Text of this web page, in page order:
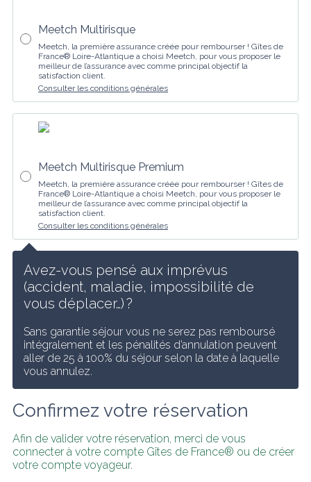
Meetch Multirisque
Meetch, la première assurance créée pour rembourser ! Gîtes de
France® Loire-Atlantique a choisi Meetch, pour vous proposer le
meilleur de l’assurance avec comme principal objectif la
satisfaction client.
Consulter les conditions générales
Meetch Multirisque Premium
Meetch, la première assurance créée pour rembourser ! Gîtes de
France® Loire-Atlantique a choisi Meetch, pour vous proposer le
meilleur de l’assurance avec comme principal objectif la
satisfaction client.
Consulter les conditions générales
Avez-vous pensé aux imprévus
(accident, maladie, impossibilité de
vous déplacer…) ?
Sans garantie séjour vous ne serez pas remboursé
intégralement et les pénalités d’annulation peuvent
aller de 25 à 100% du séjour selon la date à laquelle
vous annulez.
Confirmez votre réservation
Afin de valider votre réservation, merci de vous
connecter à votre compte Gîtes de France® ou de créer
votre compte voyageur.